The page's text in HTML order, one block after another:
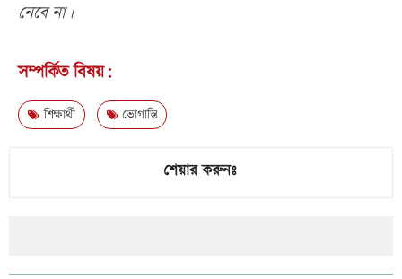
নেবে না।
সম্পর্কিত বিষয়:
শিক্ষার্থী ভোগান্তি
শেয়ার করুনঃ